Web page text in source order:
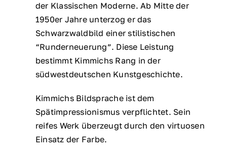
der Klassischen Moderne. Ab Mitte der
1950er Jahre unterzog er das
Schwarzwaldbild einer stilistischen
“Runderneuerung”. Diese Leistung
bestimmt Kimmichs Rang in der
südwestdeutschen Kunstgeschichte.
Kimmichs Bildsprache ist dem
Spätimpressionismus verpflichtet. Sein
reifes Werk überzeugt durch den virtuosen
Einsatz der Farbe.